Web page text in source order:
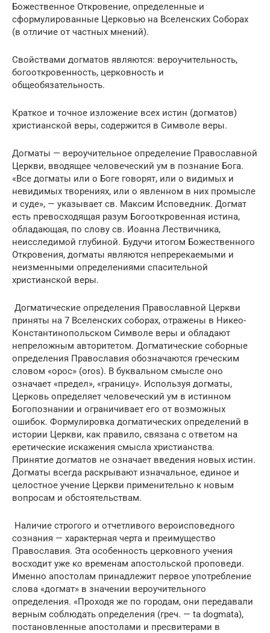
Божественное Откровение, определенные и
сформулированные Церковью на Вселенских Соборах
(в отличие от частных мнений).
Свойствами догматов являются: вероучительность,
богооткровенность, церковность и
общеобязательность.
Краткое и точное изложение всех истин (догматов)
христианской веры, содержится в Символе веры.
Догматы — вероучительное определение Православной
Церкви, вводящее человеческий ум в познание Бога.
«Все догматы или о Боге говорят, или о видимых и
невидимых творениях, или о явленном в них промысле
и суде», — указывает св. Максим Исповедник. Догмат
есть превосходящая разум Богооткровенная истина,
обладающая, по слову св. Иоанна Лествичника,
неисследимой глубиной. Будучи итогом Божественного
Откровения, догматы являются непререкаемыми и
неизменными определениями спасительной
христианской веры.
Догматические определения Православной Церкви
приняты на 7 Вселенских соборах, отражены в Никео-
Константинопольском Символе веры и обладают
непреложным авторитетом. Догматические соборные
определения Православия обозначаются греческим
словом «орос» (oros). В буквальном смысле оно
означает «предел», «границу». Используя догматы,
Церковь определяет человеческий ум в истинном
Богопознании и ограничивает его от возможных
ошибок. Формулировка догматических определений в
истории Церкви, как правило, связана с ответом на
еретические искажения смысла христианства.
Принятие догматов не означает введения новых истин.
Догматы всегда раскрывают изначальное, единое и
целостное учение Церкви применительно к новым
вопросам и обстоятельствам.
Наличие строгого и отчетливого вероисповедного
сознания — характерная черта и преимущество
Православия. Эта особенность церковного учения
восходит уже ко временам апостольской проповеди.
Именно апостолам принадлежит первое употребление
слова «догмат» в значении вероучительного
определения. «Проходя же по городам, они передавали
верным соблюдать определения (греч. — ta dogmata),
постановленные апостолами и пресвитерами в